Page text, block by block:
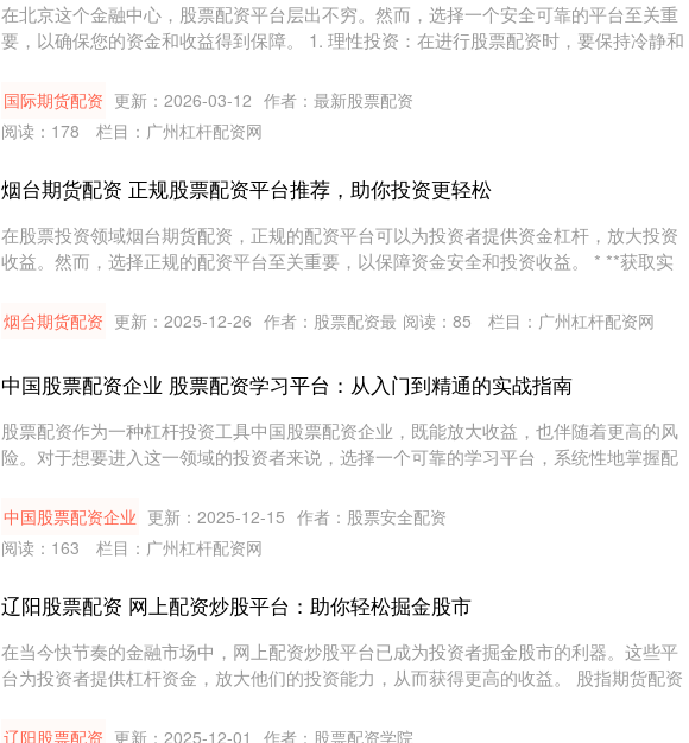
在北京这个金融中心，股票配资平台层出不穷。然而，选择一个安全可靠的平台至关重
要，以确保您的资金和收益得到保障。 1. 理性投资：在进行股票配资时，要保持冷静和
国际期货配资 更新：2026-03-12 作者：最新股票配资
阅读： 178 栏目： 广州杠杆配资网
烟台期货配资 正规股票配资平台推荐，助你投资更轻松
在股票投资领域烟台期货配资，正规的配资平台可以为投资者提供资金杠杆，放大投资
收益。然而，选择正规的配资平台至关重要，以保障资金安全和投资收益。 * **获取实
烟台期货配资 更新：2025-12-26 作者：股票配资最 阅读： 85 栏目： 广州杠杆配资网
中国股票配资企业 股票配资学习平台：从入门到精通的实战指南
股票配资作为一种杠杆投资工具中国股票配资企业，既能放大收益，也伴随着更高的风
险。对于想要进入这一领域的投资者来说，选择一个可靠的学习平台，系统性地掌握配
中国股票配资企业 更新：2025-12-15 作者：股票安全配资
阅读： 163 栏目： 广州杠杆配资网
辽阳股票配资 网上配资炒股平台：助你轻松掘金股市
在当今快节奏的金融市场中，网上配资炒股平台已成为投资者掘金股市的利器。这些平
台为投资者提供杠杆资金，放大他们的投资能力，从而获得更高的收益。 股指期货配资
辽阳股票配资 更新：2025-12-01 作者：股票配资学院